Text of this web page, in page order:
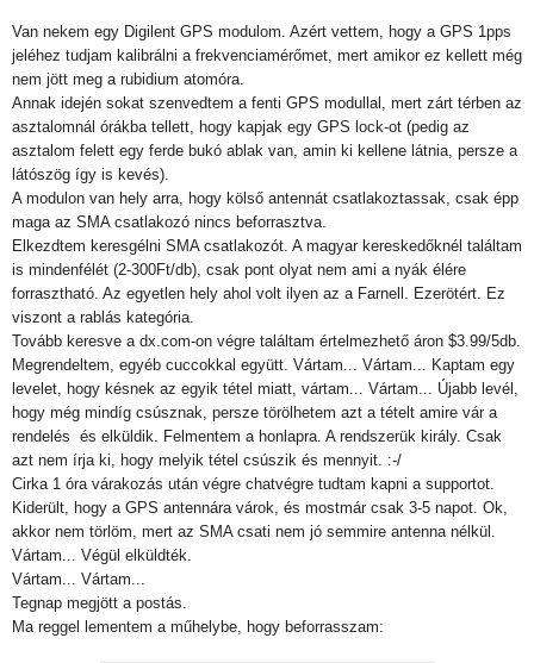
Van nekem egy Digilent GPS modulom. Azért vettem, hogy a GPS 1pps
jeléhez tudjam kalibrálni a frekvenciamérőmet, mert amikor ez kellett még
nem jött meg a rubidium atomóra.
Annak idején sokat szenvedtem a fenti GPS modullal, mert zárt térben az
asztalomnál órákba tellett, hogy kapjak egy GPS lock-ot (pedig az
asztalom felett egy ferde bukó ablak van, amin ki kellene látnia, persze a
látószög így is kevés).
A modulon van hely arra, hogy kölső antennát csatlakoztassak, csak épp
maga az SMA csatlakozó nincs beforrasztva.
Elkezdtem keresgélni SMA csatlakozót. A magyar kereskedőknél találtam
is mindenfélét (2-300Ft/db), csak pont olyat nem ami a nyák élére
forrasztható. Az egyetlen hely ahol volt ilyen az a Farnell. Ezerötért. Ez
viszont a rablás kategória.
Tovább keresve a dx.com-on végre találtam értelmezhető áron $3.99/5db.
Megrendeltem, egyéb cuccokkal együtt. Vártam... Vártam... Kaptam egy
levelet, hogy késnek az egyik tétel miatt, vártam... Vártam... Újabb levél,
hogy még mindíg csúsznak, persze törölhetem azt a tételt amire vár a
rendelés és elküldik. Felmentem a honlapra. A rendszerük király. Csak
azt nem írja ki, hogy melyik tétel csúszik és mennyit. :-/
Cirka 1 óra várakozás után végre chatvégre tudtam kapni a supportot.
Kiderült, hogy a GPS antennára várok, és mostmár csak 3-5 napot. Ok,
akkor nem törlöm, mert az SMA csati nem jó semmire antenna nélkül.
Vártam... Végül elküldték.
Vártam... Vártam...
Tegnap megjött a postás.
Ma reggel lementem a műhelybe, hogy beforrasszam: